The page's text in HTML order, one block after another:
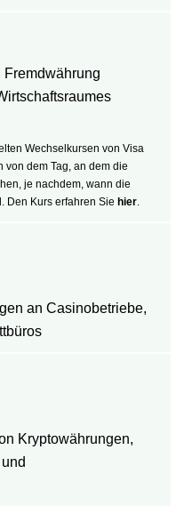
Wechselkursen von Visa
von dem Tag, an dem die
je nachdem, wann die
Den Kurs erfahren Sie hier.
an Casinobetriebe,
Kryptowährungen,